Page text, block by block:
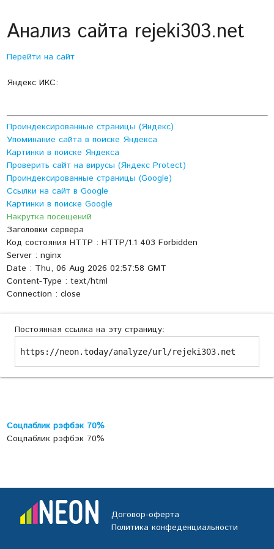
Анализ сайта rejeki303.net
Перейти на сайт
Яндекс ИКС:
Проиндексированные страницы (Яндекс)
Упоминание сайта в поиске Яндекса
Картинки в поиске Яндекса
Проверить сайт на вирусы (Яндекс Protect)
Проиндексированные страницы (Google)
Ссылки на сайт в Google
Картинки в поиске Google
Накрутка посещений
Заголовки сервера
Код состояния HTTP : HTTP/1.1 403 Forbidden
Server : nginx
Date : Thu, 06 Aug 2026 02:57:58 GMT
Content-Type : text/html
Connection : close
Постоянная ссылка на эту страницу:
https://neon.today/analyze/url/rejeki303.net
Соцпаблик рэфбэк 70%
Соцпаблик рэфбэк 70%
Договор-оферта
Политика конфеденциальности